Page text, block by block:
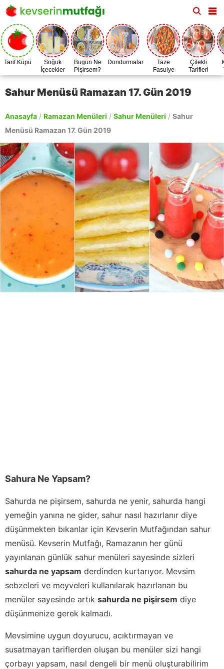
Tarif Küpü
Soğuk
İçecekler
Bugün Ne
Pişirsem?
Dondurmalar
Taze
Fasulye
Zamanı
Çilekli
Tarifleri
Sahur Menüsü Ramazan 17. Gün 2019
Anasayfa / Ramazan Menüleri / Sahur Menüleri / Sahur
Menüsü Ramazan 17. Gün 2019
Sahura Ne Yapsam?
Sahurda ne pişirsem, sahurda ne yenir, sahurda hangi
yemeğin yanına ne gider, sahur nasıl hazırlanır diye
düşünmekten bıkanlar için Kevserin Mutfağından sahur
menüsü. Kevserin Mutfağı, Ramazanın her günü
yayınlanan günlük sahur menüleri sayesinde sizleri
sahurda ne yapsam derdinden kurtarıyor. Mevsim
sebzeleri ve meyveleri kullanılarak hazırlanan bu
menüler sayesinde artık sahurda ne pişirsem diye
düşünmenize gerek kalmadı.
Mevsimine uygun doyurucu, acıktırmayan ve
susatmayan tariflerden oluşan bu menüler sizi hangi
çorbayı yapsam, nasıl dengeli bir menü oluşturabilirim